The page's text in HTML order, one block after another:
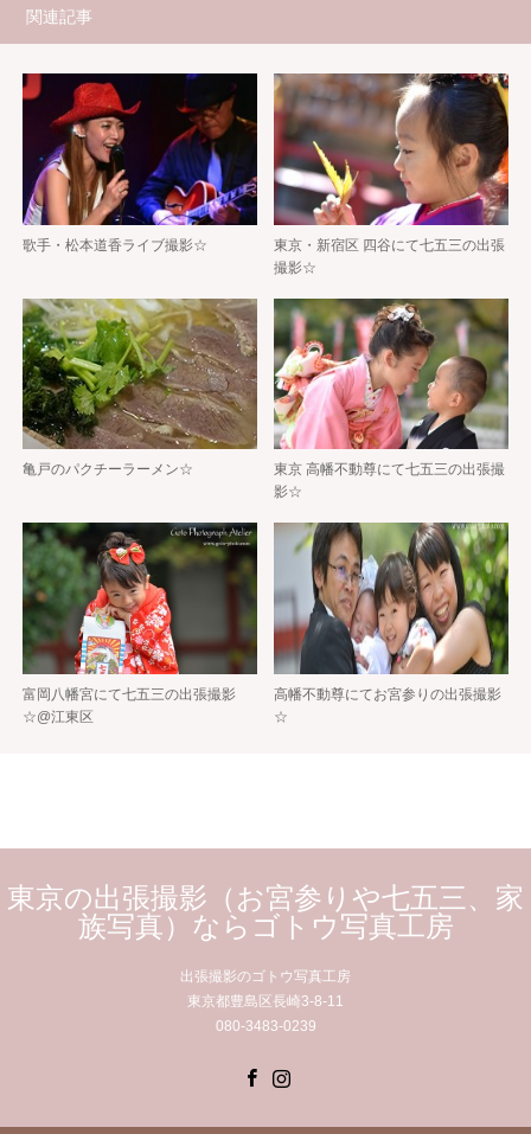
関連記事
歌手・松本道香ライブ撮影☆
東京・新宿区 四谷にて七五三の出張
撮影☆
亀戸のパクチーラーメン☆
東京 高幡不動尊にて七五三の出張撮
影☆
富岡八幡宮にて七五三の出張撮影
☆@江東区
高幡不動尊にてお宮参りの出張撮影
☆
東京の出張撮影（お宮参りや七五三、家
族写真）ならゴトウ写真工房
出張撮影のゴトウ写真工房
東京都豊島区長崎3-8-11
080-3483-0239